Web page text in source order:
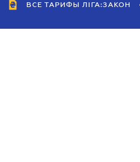
ВСЕ ТАРИФЫ ЛІГА:ЗАКОН